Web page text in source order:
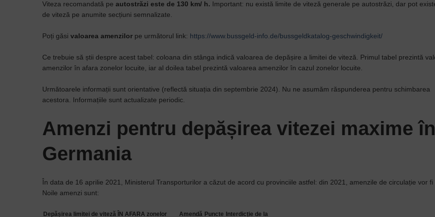
Viteza recomandată pe autostrăzi este de 130 km/ h. Important: nu există limite de viteză generale pe autostrăzi, dar pot
de viteză pe anumite secțiuni semnalizate.
Poți găsi valoarea amenzilor pe următorul link: https://www.bussgeld-info.de/bussgeldkatalog-geschwindigkeit/
Ce trebuie să știi despre acest tabel: coloana din stânga indică valoarea de depășire a limitei de viteză. Primul tabel prezintă
amenzilor în afara zonelor locuite, iar al doilea tabel prezintă valoarea amenzilor în cazul zonelor locuite.
Următoarele informații sunt orientative (reflectă situația din septembrie 2024). Nu ne asumăm răspunderea pentru schimbarea
acestora. Informațiile sunt actualizate periodic.
Amenzi pentru depășirea vitezei maxime în
Germania
În data de 16 aprilie 2021, Ministerul Transporturilor a căzut de acord cu provinciile astfel: din 2021, amenzile de circulație vor fi
Noile amenzi sunt:
Depășirea limitei de viteză ÎN AFARA zonelor
Amendă Puncte
Interdicție de la